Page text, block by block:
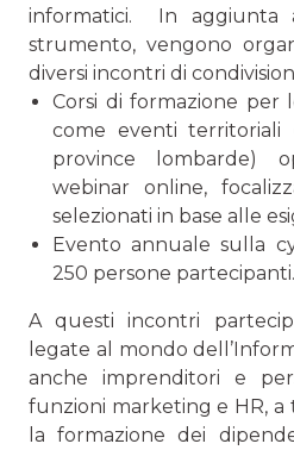
informatici. In aggiunta
strumento, vengono
diversi incontri di
Corsi di formazione per
come eventi territoriali
province lom­barde)
webinar online,
selezionati in base alle
Evento annuale sulla
250 persone partecipanti.
A questi incontri
legate al mondo
anche imprendi­tori e
funzioni marketing e HR, a
la formazione dei